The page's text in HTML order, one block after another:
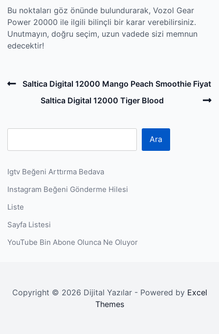
Bu noktaları göz önünde bulundurarak, Vozol Gear
Power 20000 ile ilgili bilinçli bir karar verebilirsiniz.
Unutmayın, doğru seçim, uzun vadede sizi memnun
edecektir!
Post
navigation
PreviousSaltica Digital 12000 Mango Peach Smoothie Fiyat
Saltica Digital 12000 Tiger Blood
Ara
Igtv Beğeni Arttırma Bedava
Instagram Beğeni Gönderme Hilesi
Liste
Sayfa Listesi
YouTube Bin Abone Olunca Ne Oluyor
Copyright © 2026 Dijital Yazılar - Powered by Excel
Themes